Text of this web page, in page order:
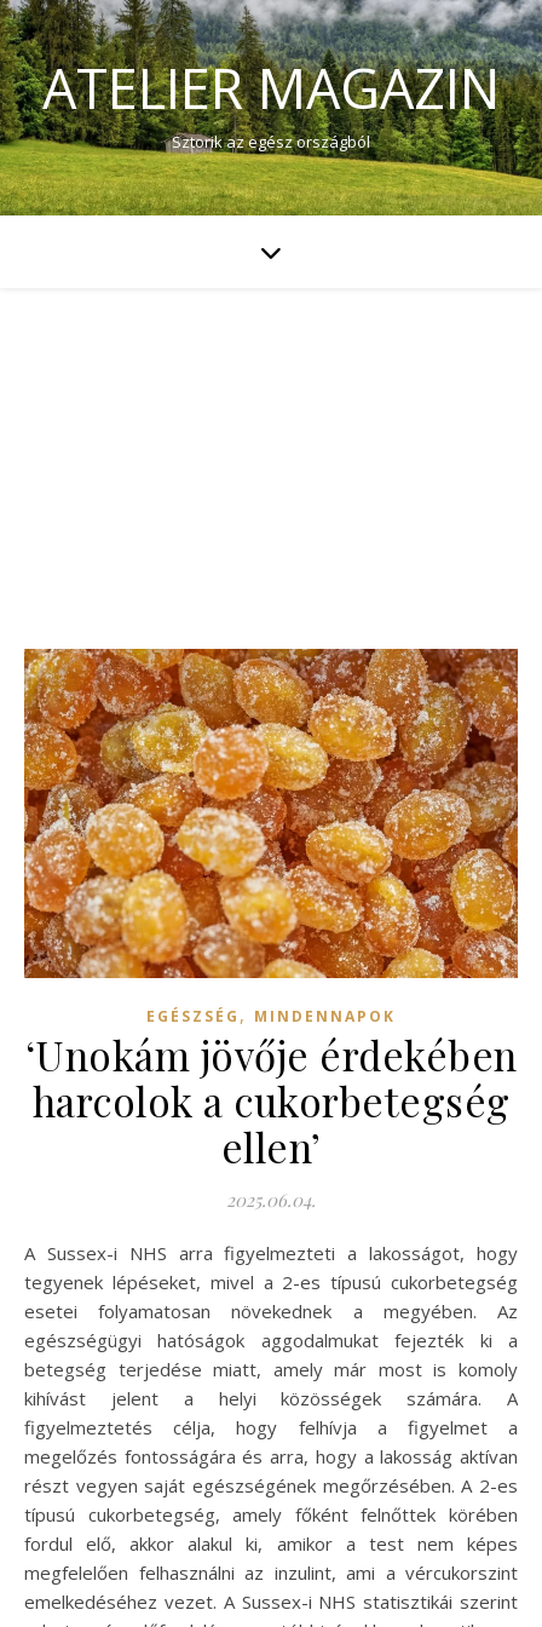
ATELIER MAGAZIN
Sztorik az egész országból
EGÉSZSÉG , MINDENNAPOK
‘Unokám jövője érdekében
harcolok a cukorbetegség
ellen’
2025.06.04.
A Sussex-i NHS arra figyelmezteti a lakosságot, hogy
tegyenek lépéseket, mivel a 2-es típusú cukorbetegség
esetei folyamatosan növekednek a megyében. Az
egészségügyi hatóságok aggodalmukat fejezték ki a
betegség terjedése miatt, amely már most is komoly
kihívást jelent a helyi közösségek számára. A
figyelmeztetés célja, hogy felhívja a figyelmet a
megelőzés fontosságára és arra, hogy a lakosság aktívan
részt vegyen saját egészségének megőrzésében. A 2-es
típusú cukorbetegség, amely főként felnőttek körében
fordul elő, akkor alakul ki, amikor a test nem képes
megfelelően felhasználni az inzulint, ami a vércukorszint
emelkedéséhez vezet. A Sussex-i NHS statisztikái szerint